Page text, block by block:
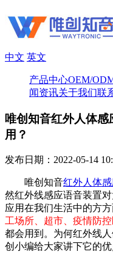
中文 英文
产品中心OEM/
闻资讯关于我们联
唯创知音红外人体
用？
发布日期：2022-05-14
唯创知音红外人体
然红外线感应语音装置
应用在我们生活中的方
工场所、超市、疫情防
都会用到。为何红外线
创小编给大家讲下它的优